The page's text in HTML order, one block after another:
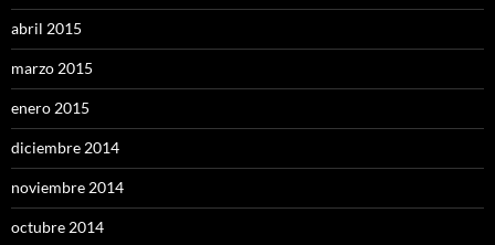
abril 2015
marzo 2015
enero 2015
diciembre 2014
noviembre 2014
octubre 2014